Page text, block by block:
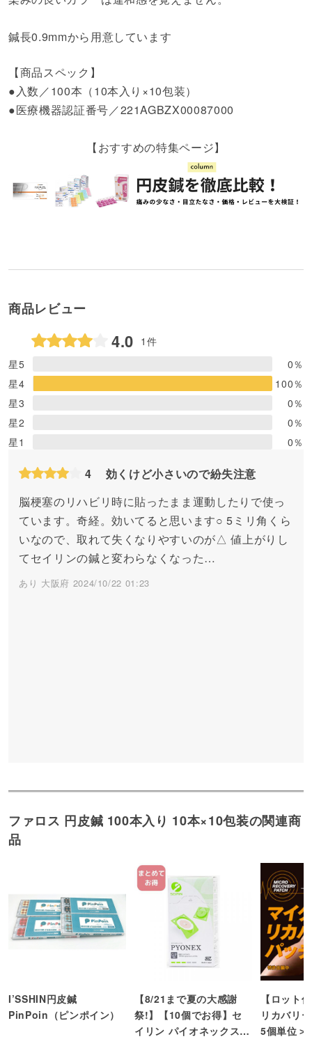
鍼長0.9mmから用意しています
【商品スペック】
●入数／100本（10本入り×10包装）
●医療機器認証番号／221AGBZX00087000
【おすすめの特集ページ】
商品レビュー
4.0 1件
星5
0％
星4
100％
星3
0％
星2
0％
星1
0％
4
効くけど小さいので紛失注意
脳梗塞のリハビリ時に貼ったまま運動したりで使っ
ています。奇経。効いてると思います○ 5ミリ角くら
いなので、取れて失くなりやすいのが△ 値上がりし
てセイリンの鍼と変わらなくなった…
あり 大阪府 2024/10/22 01:23
ファロス 円皮鍼 100本入り 10本×10包装の関連商
品
I’SSHIN円皮鍼
PinPoin（ピンポイン）
【8/21まで夏の大感謝
祭!】【10個でお得】セ
イリン パイオネックス
【ロット
リカバリ
5個単位＞